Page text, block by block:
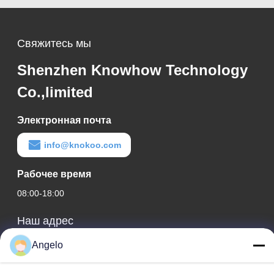
Свяжитесь мы
Shenzhen Knowhow Technology
Co.,limited
Электронная почта
info@knokoo.com
Рабочее время
08:00-18:00
Наш адрес
Адрес компании
Комната 1508, здание Taojing Business, улица Минбао,
Angelo